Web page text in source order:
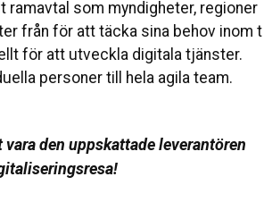
som myndigheter, regioner
från för att täcka sina behov inom t
för att utveckla digitala tjänster.
personer till hela agila team.
den uppskattade leverantören